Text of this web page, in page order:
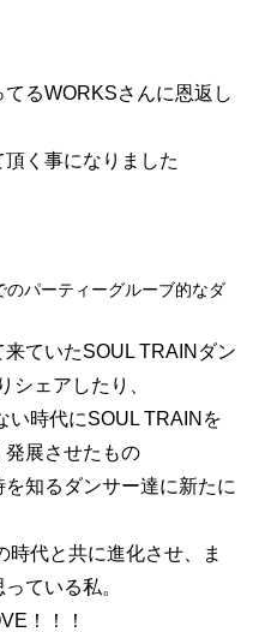
るWORKSさんに恩返し
く事になりました
のパーティーグルーブ的なダ
ていたSOUL TRAINダン
シェアしたり、
い時代にSOUL TRAINを
発展させたもの
知るダンサー達に新たに
時代と共に進化させ、ま
ている私。
！！！